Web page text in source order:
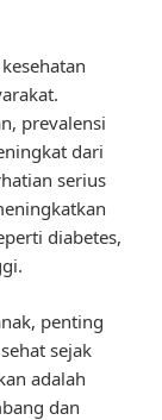
prevalensi
dari
serius
diabetes,
penting
sejak
adalah
dan